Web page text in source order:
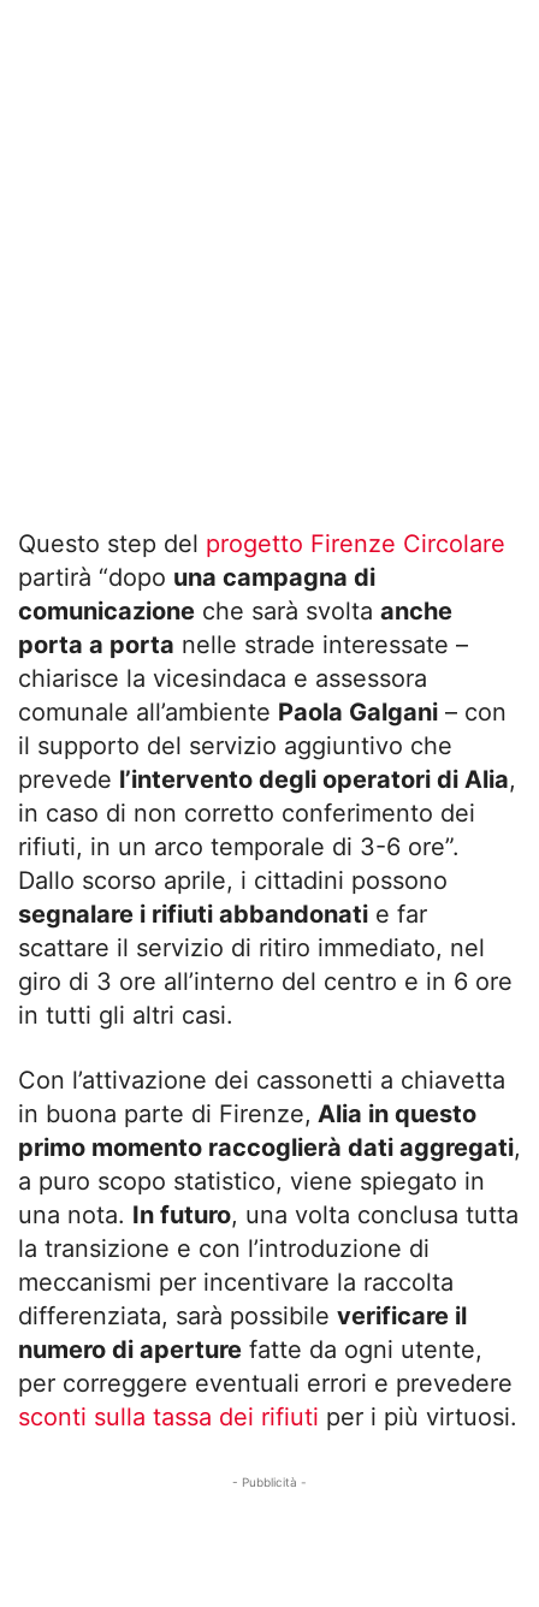
Questo step del progetto Firenze Circolare
partirà “dopo una campagna di
comunicazione che sarà svolta anche
porta a porta nelle strade interessate –
chiarisce la vicesindaca e assessora
comunale all’ambiente Paola Galgani – con
il supporto del servizio aggiuntivo che
prevede l’intervento degli operatori di Alia,
in caso di non corretto conferimento dei
rifiuti, in un arco temporale di 3-6 ore”.
Dallo scorso aprile, i cittadini possono
segnalare i rifiuti abbandonati e far
scattare il servizio di ritiro immediato, nel
giro di 3 ore all’interno del centro e in 6 ore
in tutti gli altri casi.
Con l’attivazione dei cassonetti a chiavetta
in buona parte di Firenze, Alia in questo
primo momento raccoglierà dati aggregati,
a puro scopo statistico, viene spiegato in
una nota. In futuro, una volta conclusa tutta
la transizione e con l’introduzione di
meccanismi per incentivare la raccolta
differenziata, sarà possibile verificare il
numero di aperture fatte da ogni utente,
per correggere eventuali errori e prevedere
sconti sulla tassa dei rifiuti per i più virtuosi.
- Pubblicità -